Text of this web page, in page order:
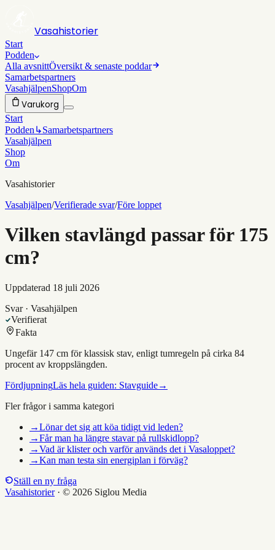
Vasahistorier
Start
Podden
Alla avsnittÖversikt & senaste poddar
Samarbetspartners
VasahjälpenShopOm
Varukorg
Start
Podden ↳Samarbetspartners
Vasahjälpen
Shop
Om
Vasahistorier
Vasahjälpen/Verifierade svar/Före loppet
Vilken stavlängd passar för 175
cm?
Uppdaterad 18 juli 2026
Svar · Vasahjälpen
Verifierat
Fakta
Ungefär 147 cm för klassisk stav, enligt tumregeln på cirka 84
procent av kroppslängden.
FördjupningLäs hela guiden: Stavguide→
Fler frågor i samma kategori
→Lönar det sig att köa tidigt vid leden?
→Får man ha längre stavar på rullskidlopp?
→Vad är klister och varför används det i Vasaloppet?
→Kan man testa sin energiplan i förväg?
Ställ en ny fråga
Vasahistorier· © 2026 Siglou Media